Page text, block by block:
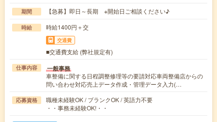
期間 【急募】即日～長期 ※開始日ご相談ください♪
時給 時給1400円＋交
交通費
■交通費支給 (弊社規定有)
仕事内容 一般事務
車整備に関する日程調整修理等の要請対応車両整備店からの
問い合わせ対応売上データ作成・管理データ入力(…
応募資格
職種未経験OK / ブランクOK / 英語力不要
・・事務未経験OK!・・